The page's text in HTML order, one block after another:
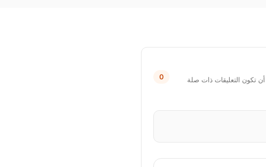
أن تكون التعليقات ذات صلة
0